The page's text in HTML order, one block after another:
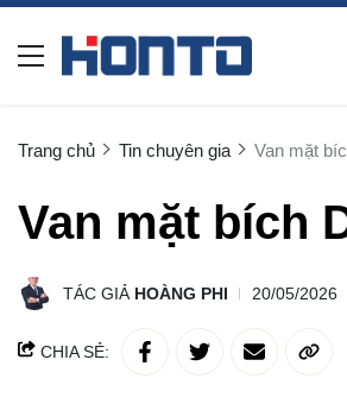
Trang chủ Tin chuyên gia Van mặt
Van mặt bích
TÁC GIẢ HOÀNG PHI 20/05/2026
CHIA SẺ: